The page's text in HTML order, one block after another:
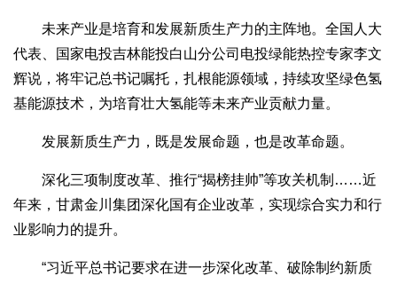
未来产业是培育和发展新质生产力的主阵地。全国人大
代表、国家电投吉林能投白山分公司电投绿能热控专家李文
辉说，将牢记总书记嘱托，扎根能源领域，持续攻坚绿色氢
基能源技术，为培育壮大氢能等未来产业贡献力量。
发展新质生产力，既是发展命题，也是改革命题。
深化三项制度改革、推行“揭榜挂帅”等攻关机制……近
年来，甘肃金川集团深化国有企业改革，实现综合实力和行
业影响力的提升。
“习近平总书记要求在进一步深化改革、破除制约新质